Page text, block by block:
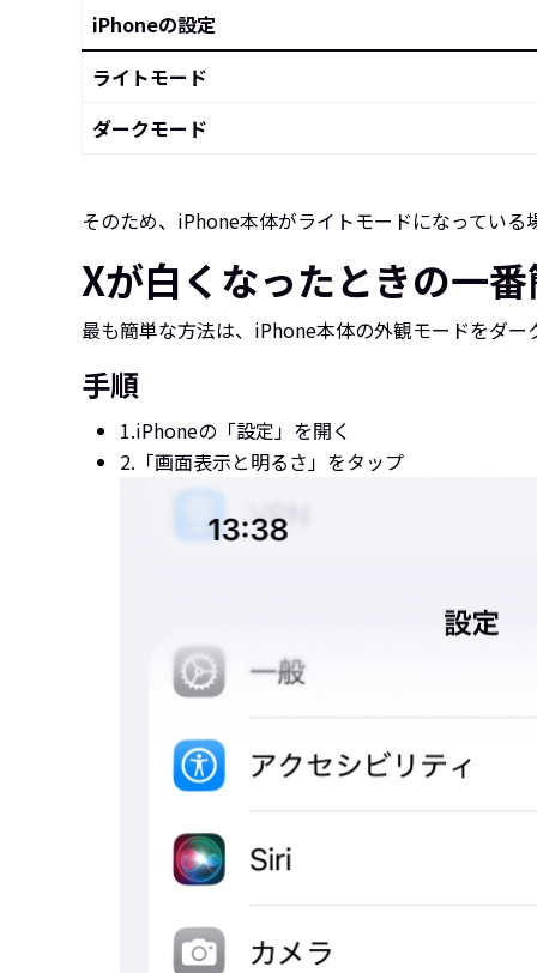
iPhoneの設定
ライトモード
ダークモード
そのため、iPhone本体がライトモードになってい
Xが白くなったときの一
最も簡単な方法は、iPhone本体の外観モードをダー
手順
1.iPhoneの「設定」を開く
2. 「画面表示と明るさ」をタップ